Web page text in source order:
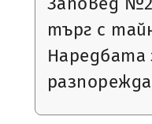
търг с
Наредбата